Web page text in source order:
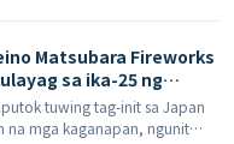
Matsubara Fireworks
sa ika-25 ng
malapít na tanawin ng
mula sa dagat,
tuwing tag-init sa Japan
na mga kaganapan, ngunit